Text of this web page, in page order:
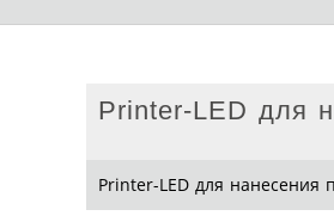
Printer-LED для
Printer-LED для нанесения